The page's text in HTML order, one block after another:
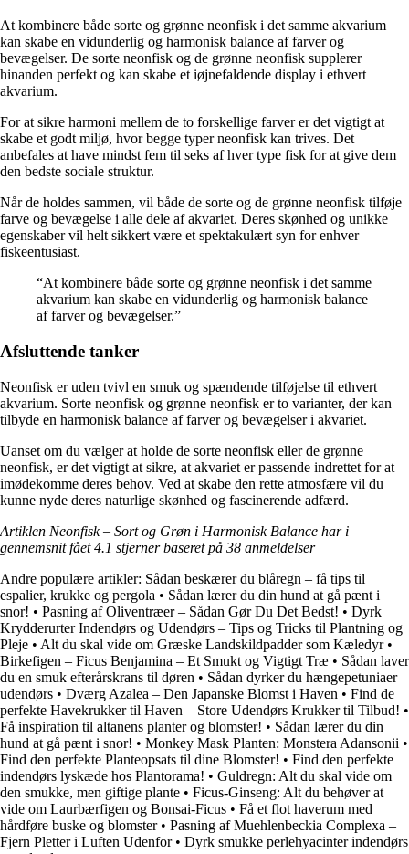
At kombinere både sorte og grønne neonfisk i det samme akvarium
kan skabe en vidunderlig og harmonisk balance af farver og
bevægelser. De sorte neonfisk og de grønne neonfisk supplerer
hinanden perfekt og kan skabe et iøjnefaldende display i ethvert
akvarium.
For at sikre harmoni mellem de to forskellige farver er det vigtigt at
skabe et godt miljø, hvor begge typer neonfisk kan trives. Det
anbefales at have mindst fem til seks af hver type fisk for at give dem
den bedste sociale struktur.
Når de holdes sammen, vil både de sorte og de grønne neonfisk tilføje
farve og bevægelse i alle dele af akvariet. Deres skønhed og unikke
egenskaber vil helt sikkert være et spektakulært syn for enhver
fiskeentusiast.
“At kombinere både sorte og grønne neonfisk i det samme
akvarium kan skabe en vidunderlig og harmonisk balance
af farver og bevægelser.”
Afsluttende tanker
Neonfisk er uden tvivl en smuk og spændende tilføjelse til ethvert
akvarium. Sorte neonfisk og grønne neonfisk er to varianter, der kan
tilbyde en harmonisk balance af farver og bevægelser i akvariet.
Uanset om du vælger at holde de sorte neonfisk eller de grønne
neonfisk, er det vigtigt at sikre, at akvariet er passende indrettet for at
imødekomme deres behov. Ved at skabe den rette atmosfære vil du
kunne nyde deres naturlige skønhed og fascinerende adfærd.
Artiklen Neonfisk – Sort og Grøn i Harmonisk Balance har i
gennemsnit fået4.1 stjerner baseret på 38 anmeldelser
Andre populære artikler: Sådan beskærer du blåregn – få tips til
espalier, krukke og pergola • Sådan lærer du din hund at gå pænt i
snor! • Pasning af Oliventræer – Sådan Gør Du Det Bedst! • Dyrk
Krydderurter Indendørs og Udendørs – Tips og Tricks til Plantning og
Pleje • Alt du skal vide om Græske Landskildpadder som Kæledyr•
Birkefigen – Ficus Benjamina – Et Smukt og Vigtigt Træ • Sådan laver
du en smuk efterårskrans til døren • Sådan dyrker du hængepetuniaer
udendørs • Dværg Azalea – Den Japanske Blomst i Haven • Find de
perfekte Havekrukker til Haven – Store Udendørs Krukker til Tilbud! •
Få inspiration til altanens planter og blomster! • Sådan lærer du din
hund at gå pænt i snor! • Monkey Mask Planten: Monstera Adansonii •
Find den perfekte Planteopsats til dine Blomster! • Find den perfekte
indendørs lyskæde hos Plantorama! • Guldregn: Alt du skal vide om
den smukke, men giftige plante • Ficus-Ginseng: Alt du behøver at
vide om Laurbærfigen og Bonsai-Ficus • Få et flot haverum med
hårdføre buske og blomster• Pasning af Muehlenbeckia Complexa –
Fjern Pletter i Luften Udenfor• Dyrk smukke perlehyacinter indendørs